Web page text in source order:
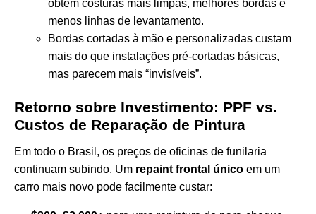
obtém costuras mais limpas, melhores bordas e
menos linhas de levantamento.
Bordas cortadas à mão e personalizadas custam
mais do que instalações pré-cortadas básicas,
mas parecem mais “invisíveis”.
Retorno sobre Investimento: PPF vs.
Custos de Reparação de Pintura
Em todo o Brasil, os preços de oficinas de funilaria
continuam subindo. Um repaint frontal único em um
carro mais novo pode facilmente custar: